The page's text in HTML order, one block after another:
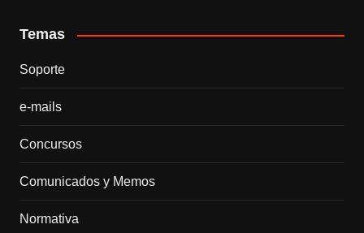
Temas
Soporte
e-mails
Concursos
Comunicados y Memos
Normativa